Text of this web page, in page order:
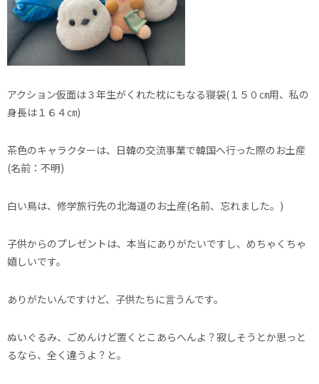
アクション仮面は３年生がくれた枕にもなる寝袋(１５０㎝用、私の
身長は１６４㎝)
茶色のキャラクターは、日韓の交流事業で韓国へ行った際のお土産
(名前：不明)
白い鳥は、修学旅行先の北海道のお土産(名前、忘れました。)
子供からのプレゼントは、本当にありがたいですし、めちゃくちゃ
嬉しいです。
ありがたいんですけど、子供たちに言うんです。
ぬいぐるみ、ごめんけど置くとこあらへんよ？寂しそうとか思っと
るなら、全く違うよ？と。